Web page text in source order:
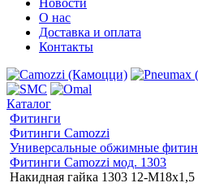
Новости
О нас
Доставка и оплата
Контакты
Каталог
Фитинги
Фитинги Camozzi
Универсальные обжимные
Фитинги Camozzi мод. 1303
Накидная гайка 1303 12-M18x1,5